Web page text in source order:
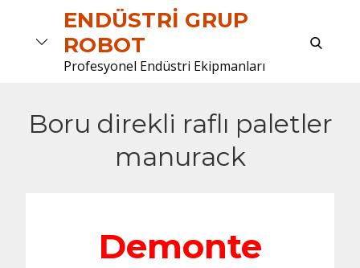
ENDÜSTRI GRUP
ROBOT
Profesyonel Endüstri Ekipmanları
search
Boru direkli raflı paletler
manurack
Demonte